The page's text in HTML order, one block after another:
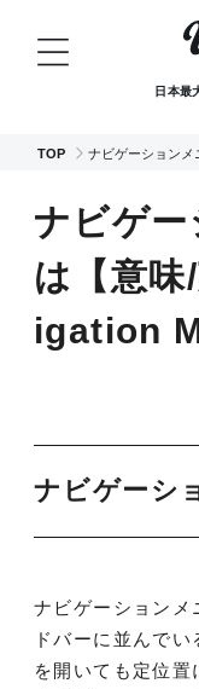
日本最
TOP ナビゲーションメ
ナビゲー
は【意
igation
ナビゲーシ
ナビゲーションメ
ドバーに並んで
を開いても定位